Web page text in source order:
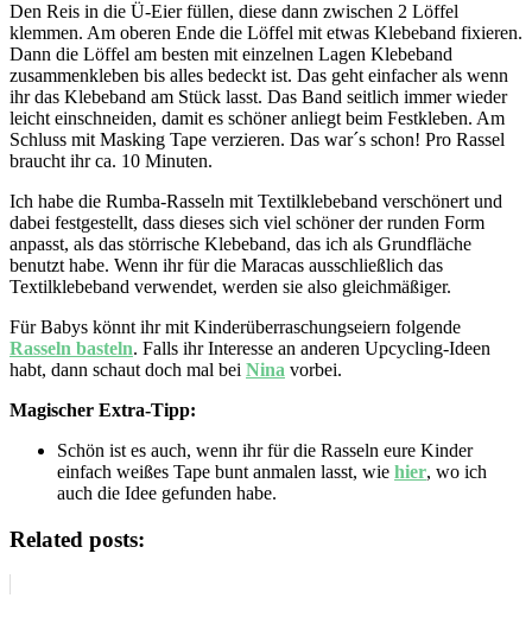
Den Reis in die Ü-Eier füllen, diese dann zwischen 2 Löffel
klemmen. Am oberen Ende die Löffel mit etwas Klebeband fixieren.
Dann die Löffel am besten mit einzelnen Lagen Klebeband
zusammenkleben bis alles bedeckt ist. Das geht einfacher als wenn
ihr das Klebeband am Stück lasst. Das Band seitlich immer wieder
leicht einschneiden, damit es schöner anliegt beim Festkleben. Am
Schluss mit Masking Tape verzieren. Das war´s schon! Pro Rassel
braucht ihr ca. 10 Minuten.
Ich habe die Rumba-Rasseln mit Textilklebeband verschönert und
dabei festgestellt, dass dieses sich viel schöner der runden Form
anpasst, als das störrische Klebeband, das ich als Grundfläche
benutzt habe. Wenn ihr für die Maracas ausschließlich das
Textilklebeband verwendet, werden sie also gleichmäßiger.
Für Babys könnt ihr mit Kinderüberraschungseiern folgende
Rasseln basteln. Falls ihr Interesse an anderen Upcycling-Ideen
habt, dann schaut doch mal bei Nina vorbei.
Magischer Extra-Tipp:
Schön ist es auch, wenn ihr für die Rasseln eure Kinder
einfach weißes Tape bunt anmalen lasst, wie hier, wo ich
auch die Idee gefunden habe.
Related posts: